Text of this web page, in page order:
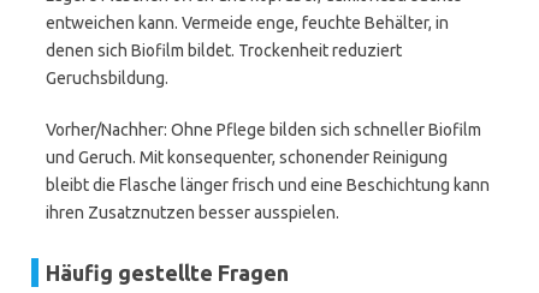
entweichen kann. Vermeide enge, feuchte Behälter, in
denen sich Biofilm bildet. Trockenheit reduziert
Geruchsbildung.
Vorher/Nachher: Ohne Pflege bilden sich schneller Biofilm
und Geruch. Mit konsequenter, schonender Reinigung
bleibt die Flasche länger frisch und eine Beschichtung kann
ihren Zusatznutzen besser ausspielen.
Häufig gestellte Fragen